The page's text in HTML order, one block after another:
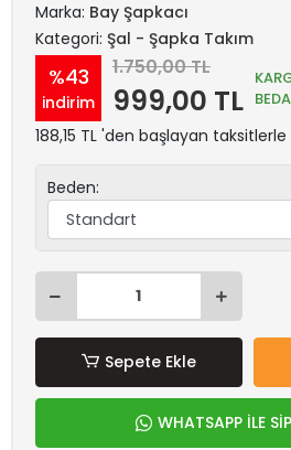
Marka: Bay Şapkacı
Kategori: Şal - Şapka Takım
%43
indirim
1.750,00 TL
999,00 TL
188,15 TL 'den başlayan taksitlerle
Beden:
Sepete Ekle
WHATSAPP İLE